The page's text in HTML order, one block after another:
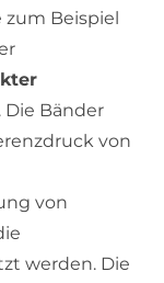
Beispiel
Die Bänder
von
von
werden. Die